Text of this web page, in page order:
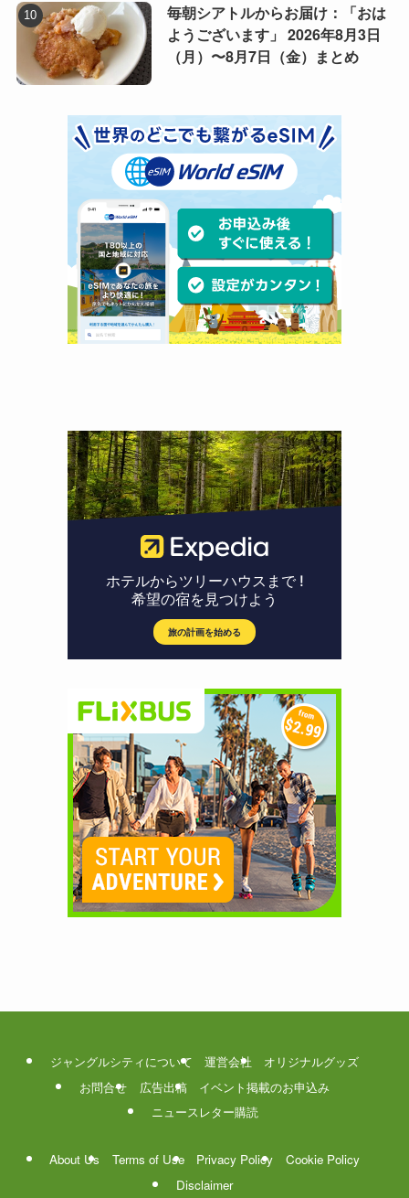
毎朝シアトルからお届け：「おは
ようございます」 2026年8月3日
（月）〜8月7日（金）まとめ
ジャングルシティについて 運営会社
オリジナルグッズ
お問合せ
広告出稿
イベント掲載のお申込み
ニュースレター購読
About Us Terms of Use Privacy Policy
Cookie Policy
Disclaimer